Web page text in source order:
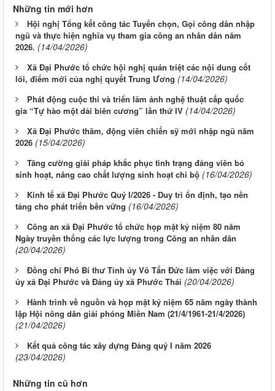
Những tin mới hơn
Hội nghị Tổng kết công tác Tuyển chọn, Gọi công dân nhập
ngũ và thực hiện nghĩa vụ tham gia công an nhân dân năm
2026. (14/04/2026)
Xã Đại Phước tổ chức hội nghị quán triệt các nội dung cốt
lõi, điểm mới của nghị quyết Trung Ương (14/04/2026)
Phát động cuộc thi và triển lãm ảnh nghệ thuật cấp quốc
gia “Tự hào một dải biên cương” lần thứ IV (14/04/2026)
Xã Đại Phước thăm, động viên chiến sỹ mới nhập ngũ năm
2026 (15/04/2026)
Tăng cường giải pháp khắc phục tình trạng đảng viên bỏ
sinh hoạt, nâng cao chất lượng sinh hoạt chi bộ (16/04/2026)
Kinh tế xã Đại Phước Quý I/2026 - Duy trì ổn định, tạo nền
tảng cho phát triển bền vững (16/04/2026)
Công an xã Đại Phước tổ chức họp mặt kỷ niệm 80 năm
Ngày truyền thống các lực lượng trong Công an nhân dân
(20/04/2026)
Đồng chí Phó Bí thư Tỉnh ủy Võ Tấn Đức làm việc với Đảng
ủy xã Đại Phước và Đảng ủy xã Phước Thái (20/04/2026)
Hành trình về nguồn và họp mặt kỷ niệm 65 năm ngày thành
lập Hội nông dân giải phóng Miền Nam (21/4/1961-21/4/2026)
(21/04/2026)
Kết quả công tác xây dựng Đảng quý I năm 2026
(23/04/2026)
Những tin cũ hơn